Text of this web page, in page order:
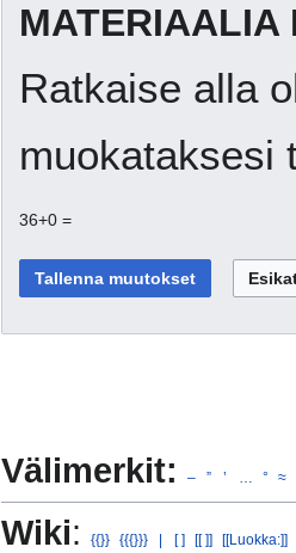
MATERIAALIA
Ratkaise alla
muokataksesi
36+0 =
Välimerkit: – ” ’ ° ≈
Wiki: {{}} {{{}}} | [ ] [[ ]] [[Luokka:]]